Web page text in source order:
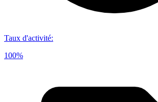
Taux d'activité:
100%